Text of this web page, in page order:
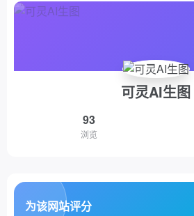
可灵AI生图
93
浏览
为该网站评分